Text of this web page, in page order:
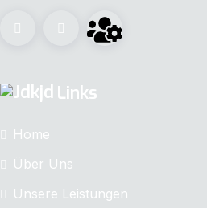
Links
Home
Über Uns
Unsere Leistungen